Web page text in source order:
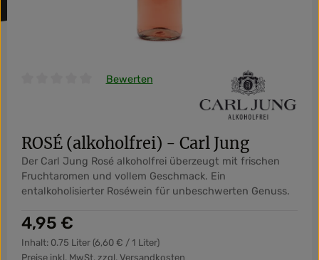
Durchschnittliche Bewertung von 0 von 5 Sternen
Bewerten
ROSÉ (alkoholfrei) - Carl Jung
Der Carl Jung Rosé alkoholfrei überzeugt mit frischen
Fruchtaromen und vollem Geschmack. Ein
entalkoholisierter Roséwein für unbeschwerten Genuss.
Regulärer Preis:
4,95 €
Inhalt: 0.75 Liter (6,60 € / 1 Liter)
Preise inkl. MwSt. zzgl. Versandkosten